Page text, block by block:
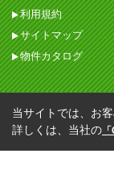
利用規約
サイトマップ
物件カタログ
当サイトでは、お
詳しくは、当社の